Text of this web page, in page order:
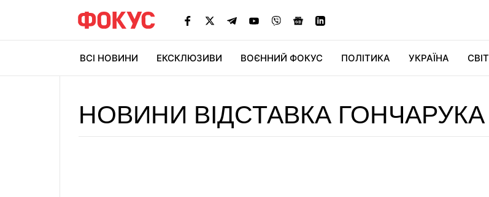
ВСІ НОВИНИ ЕКСКЛЮЗИВИ ВОЄННИЙ ФОКУС ПОЛІТИКА УКРАЇНА СВІТ
НОВИНИ ВІДСТАВКА ГОНЧАРУКА